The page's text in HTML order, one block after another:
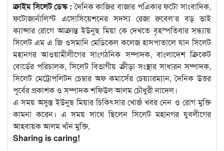
ক্রাইম সিলেট ডেস্ক :দৈনিক কাজির বাজার পএিকার ফটো সাংবাদিক,
ফটোজার্নালিস্ট এসোসিয়েশনের সদস্য রেজা রুবেল‘র বড় ভাই
ক্যান্সার রোগে আক্রান্ত ইউনুছ মিয়া কে দেখতে বৃহস্পতিবার সন্ধ্যায়
সিলেট এম এ জি ওসমানি মেডিকেল কলেজ হাসপাতালে যান সিলেট
মহানগর আওয়ামীলীগের সাংগঠনিক সম্পাদক, বাংলাদেশ ক্রিকেট
বোর্ডের পরিচালক, সিলেট বিভাগীয় ক্রীড়া সংস্থার সাধারন সম্পাদক,
সিলেট মেট্রোপলিটন চেম্বার অফ কমার্সের চেয়্যারম্যান, দৈনিক উত্তর
পূর্বের প্রকাশক ও সম্পাদক শফিউল আলম চৌধুরী নাদেল।
এ সময় অসুস্ত ইউনুছ মিয়ার চিকিৎসার খোজঁ খবর নেন ও রোগ মুক্তি
কামনা করেন। এ সময় সাথে ছিলেন সিলেট মহানগর যুবলীগের
আহবায়ক আলম খাঁন মুক্তি,
Sharing is caring!